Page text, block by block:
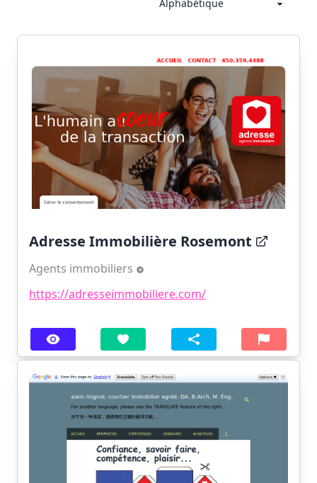
Adresse Immobilière Rosemont
Agents immobiliers
https://adresseimmobiliere.com/